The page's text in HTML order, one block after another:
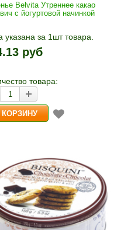
Belvita Утреннее какао
с йогуртовой начинкой
указана за 1шт товара.
кнопками «+»
Выберите нужное
руб
товара: